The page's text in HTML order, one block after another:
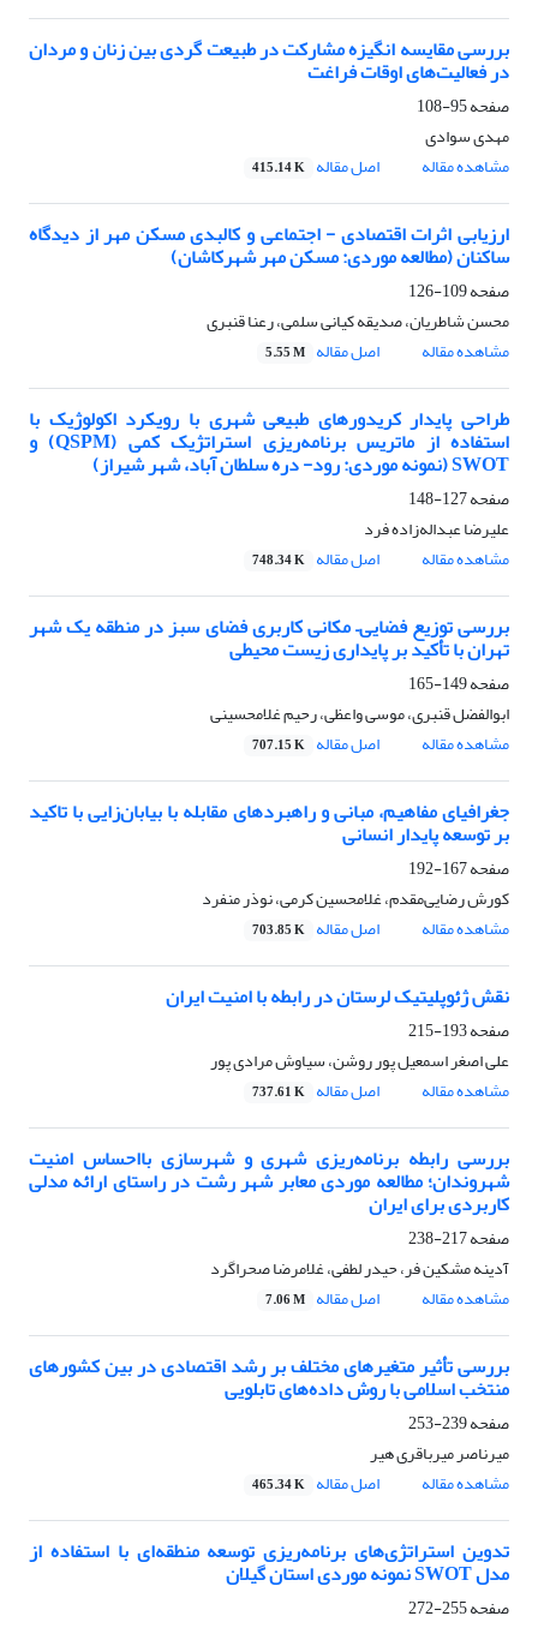
بررسی مقایسه انگیزه مشارکت در طبیعت گردی بین زنان و مردان
در فعالیت‌های اوقات فراغت
صفحه95-108
مهدی سوادی
مشاهده مقاله
اصل مقاله 415.14 K
ارزیابی اثرات اقتصادی - اجتماعی و کالبدی مسکن مهر از دیدگاه
ساکنان (مطالعه موردی: مسکن مهر شهرکاشان)
صفحه109-126
محسن شاطریان، صدیقه کیانی سلمی، رعنا قنبری
مشاهده مقاله
اصل مقاله 5.55 M
طراحی پایدار کریدورهای طبیعی شهری با رویکرد اکولوژیک با
استفاده از ماتریس برنامه‌ریزی استراتژیک کمی (QSPM) و
SWOT (نمونه موردی: رود- دره سلطان آباد، شهر شیراز)
صفحه127-148
علیرضا عبداله‌زاده فرد
مشاهده مقاله
اصل مقاله 748.34 K
بررسی توزیع فضایی– مکانی کاربری فضای سبز در منطقه یک شهر
تهران با تأکید بر پایداری زیست محیطی
صفحه149-165
ابوالفضل قنبری، موسی واعظی، رحیم غلامحسینی
مشاهده مقاله
اصل مقاله 707.15 K
جغرافیای مفاهیم، مبانی و راهبردهای مقابله با بیابان‌زایی با تاکید
بر توسعه پایدار انسانی
صفحه167-192
کورش رضایی‌مقدم، غلامحسین کرمی، نوذر منفرد
مشاهده مقاله
اصل مقاله 703.85 K
نقش ژئوپلیتیک لرستان در رابطه با امنیت ایران
صفحه193-215
علی اصغر اسمعیل پور روشن، سیاوش مرادی پور
مشاهده مقاله
اصل مقاله 737.61 K
بررسی رابطه برنامه‌ریزی شهری و شهرسازی بااحساس امنیت
شهروندان؛ مطالعه موردی معابر شهر رشت در راستای ارائه مدلی
کاربردی برای ایران
صفحه217-238
آدینه مشکین فر، حیدر لطفی، غلامرضا صحراگرد
مشاهده مقاله
اصل مقاله 7.06 M
بررسی تأثیر متغیرهای مختلف بر رشد اقتصادی در بین کشورهای
منتخب اسلامی با روش داده‌های تابلویی
صفحه239-253
میرناصر میرباقری هیر
مشاهده مقاله
اصل مقاله 465.34 K
تدوین استراتژی‌های برنامه‌ریزی توسعه منطقه‌ای با استفاده از
مدل SWOT نمونه موردی استان گیلان
صفحه255-272